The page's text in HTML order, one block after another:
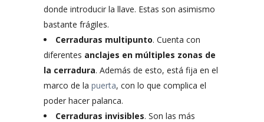
donde introducir la llave. Estas son asimismo
bastante frágiles.
Cerraduras multipunto. Cuenta con
diferentes anclajes en múltiples zonas de
la cerradura. Además de esto, está fija en el
marco de la puerta, con lo que complica el
poder hacer palanca.
Cerraduras invisibles. Son las más